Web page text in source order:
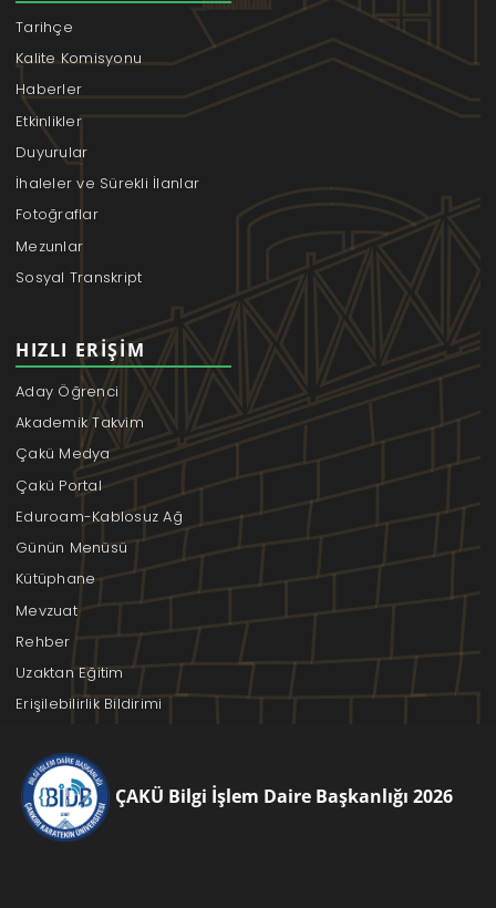
Tarihçe
Kalite Komisyonu
Haberler
Etkinlikler
Duyurular
İhaleler ve Sürekli İlanlar
Fotoğraflar
Mezunlar
Sosyal Transkript
HIZLI ERIŞIM
Aday Öğrenci
Akademik Takvim
Çakü Medya
Çakü Portal
Eduroam-Kablosuz Ağ
Günün Menüsü
Kütüphane
Mevzuat
Rehber
Uzaktan Eğitim
Erişilebilirlik Bildirimi
ÇAKÜ Bilgi İşlem Daire Başkanlığı 2026